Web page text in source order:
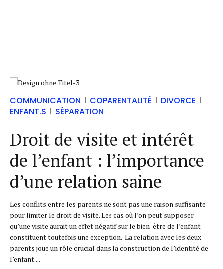
COMMUNICATION COPARENTALITÉ
DIVORCE
ENFANT.S
SÉPARATION
Droit de visite et intérêt
de l’enfant : l’importance
d’une relation saine
Les conflits entre les parents ne sont pas une raison suffisante
pour limiter le droit de visite. Les cas où l’on peut supposer
qu’une visite aurait un effet négatif sur le bien-être de l’enfant
constituent toutefois une exception. La relation avec les deux
parents joue un rôle crucial dans la construction de l’identité de
l’enfant....